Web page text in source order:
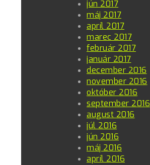
jún 2017
máj 2017
apríl 2017
marec 2017
február 2017
január 2017
december 2016
november 2016
október 2016
september 2016
august 2016
júl 2016
jún 2016
máj 2016
apríl 2016